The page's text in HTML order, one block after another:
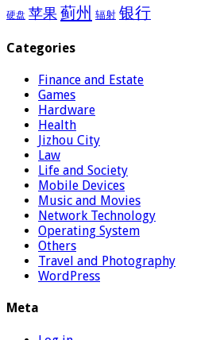
硬盘 苹果 蓟州 辐射 银行
Categories
Finance and Estate
Games
Hardware
Health
Jizhou City
Law
Life and Society
Mobile Devices
Music and Movies
Network Technology
Operating System
Others
Travel and Photography
WordPress
Meta